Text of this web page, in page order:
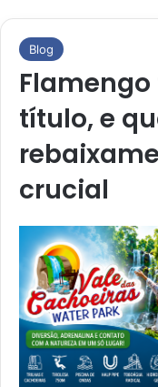
Blog
título, e
crucial